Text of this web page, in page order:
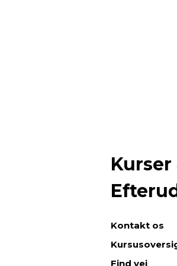
Kurser
Kontakt os
Find vej